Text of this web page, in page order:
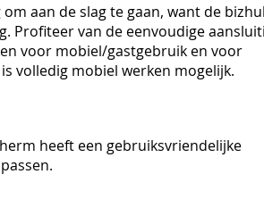
aan de slag te gaan, want de
Profiteer van de eenvoudige
voor mobiel/gastgebruik en voor
volledig mobiel werken mogelijk.
heeft een gebruiksvriendelijke